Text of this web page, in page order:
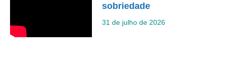
sobriedade
31 de julho de 2026